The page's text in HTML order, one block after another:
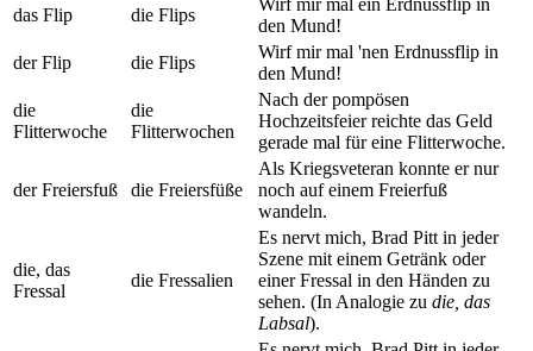
das Flip
die Flips
Wirf mir mal ein Erdnussflip in
den Mund!
der Flip
die Flips
Wirf mir mal 'nen Erdnussflip in
den Mund!
die
Flitterwoche
die
Flitterwochen
Nach der pompösen
Hochzeitsfeier reichte das Geld
gerade mal für eine Flitterwoche.
der Freiersfuß die Freiersfüße
Als Kriegsveteran konnte er nur
noch auf einem Freierfuß
wandeln.
die, das
Fressal
die Fressalien
Es nervt mich, Brad Pitt in jeder
Szene mit einem Getränk oder
einer Fressal in den Händen zu
sehen. (In Analogie zu die, das
Labsal).